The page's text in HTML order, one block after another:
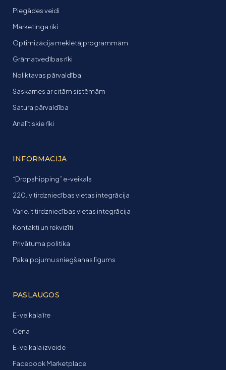
Piegādes veidi
Mārketinga rīki
Optimizācija meklētājprogrammām
Grāmatvedības rīki
Noliktavas pārvaldība
Saskarnes ar citām sistēmām
Satura pārvaldība
Analītiskie rīki
INFORMACIJA
“Dropshipping” e-veikals
220.lv tirdzniecības vietas integrācija
Varle.lt tirdzniecības vietas integrācija
Kontakti un rekvizīti
Privātuma politika
Pakalpojumu sniegšanas līgums
PASLAUGOS
E-veikala īre
Cena
E-veikala izveide
Facebook Marketplace